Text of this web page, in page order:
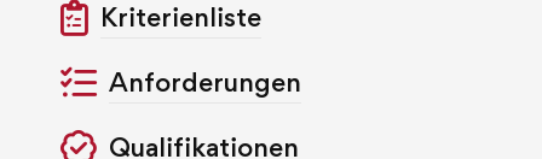
Kriterienliste
Anforderungen
Qualifikationen